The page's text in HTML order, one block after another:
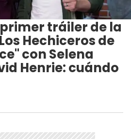
tráiler de la
Hechiceros de
con Selena
Henrie: cuándo